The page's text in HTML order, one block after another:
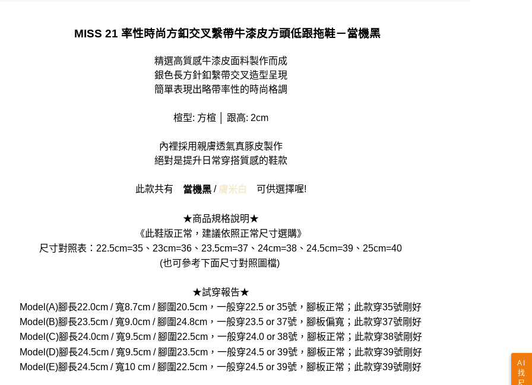
MISS 21 率性時尚方釦交叉繫帶牛漆皮方頭低跟拖鞋－當機黑
精選高質感牛漆皮面料製作而成
銀色長方針釦繫帶交叉造型呈現
簡單表現出略帶率性的時尚格調
楦型: 方楦 │ 跟高: 2cm
內裡採用親膚透氣真豚皮製作
絕對是提升日常穿搭質感的鞋款
此款共有 當機黑/ 膚米白 可供選擇喔!
★商品規格說明★
《此鞋版正常，建議依照正常尺寸選購》
尺寸對照表：22.5cm=35、23cm=36、23.5cm=37、24cm=38、24.5cm=39、25cm=40
(也可參考下面尺寸對照圖檔)
★試穿報告★
Model(A)腳長22.0cm / 寬8.7cm / 腳圍20.5cm，一般穿22.5 or 35號，腳板正常；此款穿35號剛好
Model(B)腳長23.5cm / 寬9.0cm / 腳圍24.8cm，一般穿23.5 or 37號，腳板偏寬；此款穿37號剛好
Model(C)腳長24.0cm / 寬9.5cm / 腳圍22.5cm，一般穿24.0 or 38號，腳板正常；此款穿38號剛好
Model(D)腳長24.5cm / 寬9.5cm / 腳圍23.5cm，一般穿24.5 or 39號，腳板正常；此款穿39號剛好
Model(E)腳長24.5cm / 寬10 cm / 腳圍22.5cm，一般穿24.5 or 39號，腳板正常；此款穿39號剛好
AI
找
尺